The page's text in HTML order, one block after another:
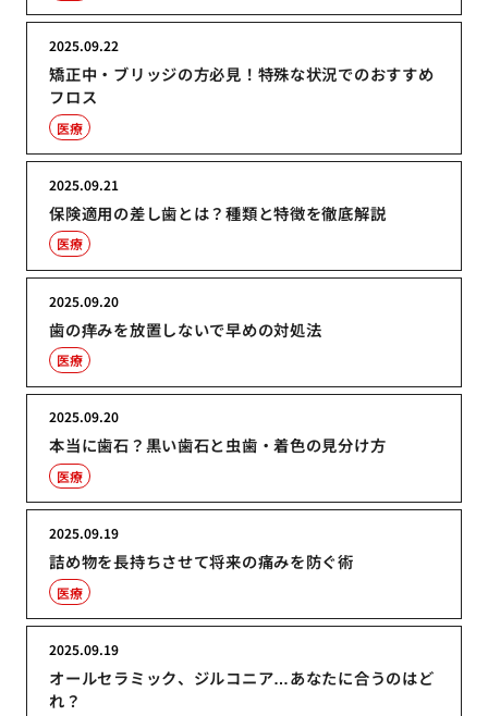
矯正中・ブリッジの方必見！特殊な状況でのおすすめ
フロス
2025.09.22
医療
保険適用の差し歯とは？種類と特徴を徹底解説
2025.09.21
医療
歯の痒みを放置しないで早めの対処法
2025.09.20
医療
本当に歯石？黒い歯石と虫歯・着色の見分け方
2025.09.20
医療
詰め物を長持ちさせて将来の痛みを防ぐ術
2025.09.19
医療
オールセラミック、ジルコニア…あなたに合うのはど
れ？
2025.09.19